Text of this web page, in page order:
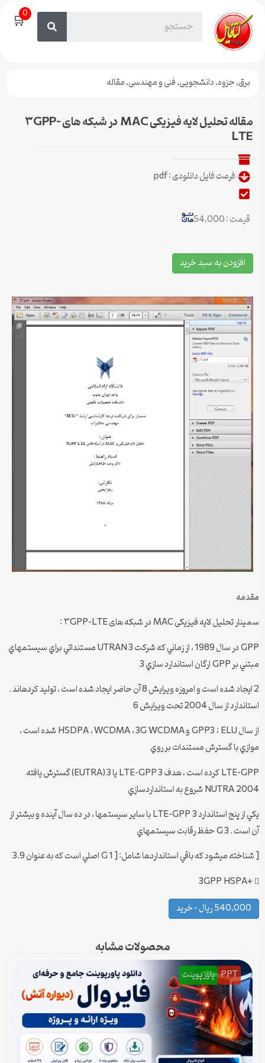
🛒0
برق,جزوه,دانشجویی,فنی و مهندسی,مقاله
مقاله تحلیل لایه فیزیکی MAC در شبکه های ۳GPP-
LTE
فرمت فایل دانلودی : pdf
قیمت : 54,000
افزودن به سبد خرید
مقدمه
سمینار تحلیل لایه فیزیکی MAC در شبکه های ۳GPP-LTE :
GPP در سال 1989 ، از زماني كه شركت 3 UTRAN مستنداتي براي سيستمهاي
مبتني بر GPP ارگان استاندارد سازي 3
2 ايجاد شده است و امروزه ويرايش 8 آن حاضر ايجاد شده است ، توليد كردهاند .
استاندارد از سال 2004 تحت ويرايش 6
از سال GPP3 ; ELU و HSDPA ، WCDMA ، 3G WCDMA شده است ،
موازي با گسترش مستندات بر روي
LTE-GPP كرده است ، هدف 3 LTE-GPP يا 3 (EUTRA) گسترش يافته
NUTRA 2004 شروع به استانداردسازي
يكي از پنج استاندارد LTE-GPP 3 با ساير سيستمها ، در ده سال آينده و بيشتر از
آن است . 3 G حفظ رقابت سيستمهاي
[ شناخته ميشود كه باقي استانداردها شامل: [ 1 G اصلي است كه به عنوان 3.9
3GPP HSPA+ 
540,000 ریال – خرید
محصولات مشابه
PPT پاورپوینت